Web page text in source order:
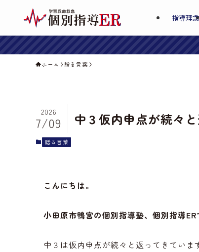
指導理念
ホーム 贈る言葉
中３仮内申点が続々
2026
7/09
贈る言葉
こんにちは。
小田原市鴨宮の個別指導塾、個別指導ER
中３は仮内申点が続々と返ってきていま